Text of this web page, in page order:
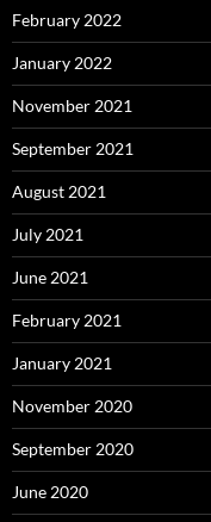
February 2022
January 2022
November 2021
September 2021
August 2021
July 2021
June 2021
February 2021
January 2021
November 2020
September 2020
June 2020